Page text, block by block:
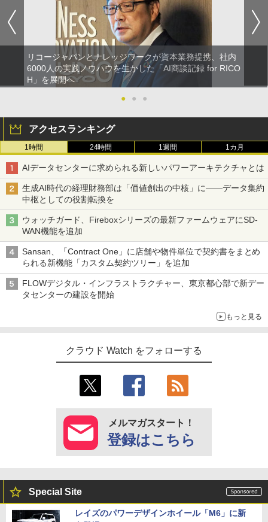
リコージャパンとナレッジワークが資本業務提携、社内
6000人の実践ノウハウを生かした「AI商談記録 for RICO
H」を展開へ
●
● ●
アクセスランキング
1時間 24時間 1週間 1カ月
AIデータセンターに求められる新しいパワーアーキテクチャとは
生成AI時代の経理財務部は「価値創出の中核」に――データ集約
中枢としての役割転換を
ウォッチガード、Fireboxシリーズの最新ファームウェアにSD-
WAN機能を追加
Sansan、「Contract One」に店舗や物件単位で契約書をまとめ
られる新機能「カスタム契約ツリー」を追加
FLOWデジタル・インフラストラクチャー、東京都心部で新デー
タセンターの建設を開始
もっと見る
クラウド Watch をフォローする
メルマガスタート！
登録はこちら
Special Site
レイズのパワーデザインホイール「M6」に新